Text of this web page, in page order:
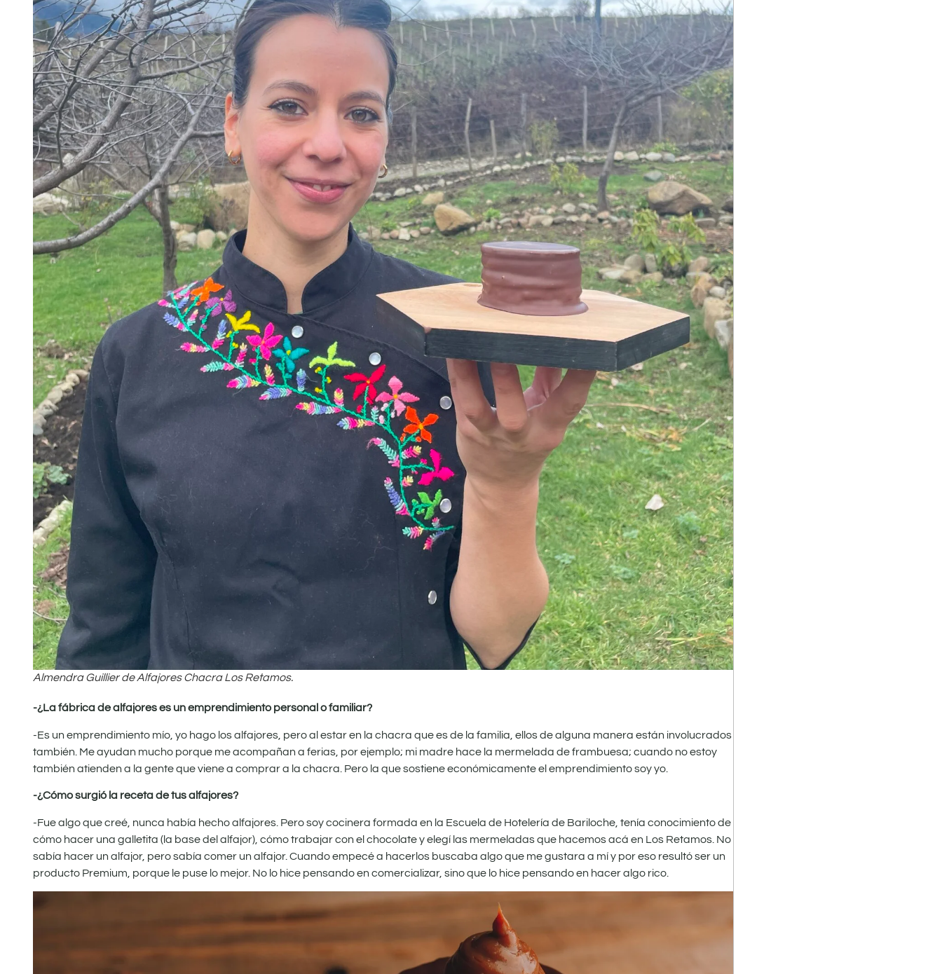
Almendra Guillier de Alfajores Chacra Los Retamos.
-¿La fábrica de alfajores es un emprendimiento personal o familiar?
-Es un emprendimiento mío, yo hago los alfajores, pero al estar en la chacra que es de la familia, ellos de alguna manera están involucrados
también. Me ayudan mucho porque me acompañan a ferias, por ejemplo; mi madre hace la mermelada de frambuesa; cuando no estoy
también atienden a la gente que viene a comprar a la chacra. Pero la que sostiene económicamente el emprendimiento soy yo.
-¿Cómo surgió la receta de tus alfajores?
-Fue algo que creé, nunca había hecho alfajores. Pero soy cocinera formada en la Escuela de Hotelería de Bariloche, tenía conocimiento de
cómo hacer una galletita (la base del alfajor), cómo trabajar con el chocolate y elegí las mermeladas que hacemos acá en Los Retamos. No
sabía hacer un alfajor, pero sabía comer un alfajor. Cuando empecé a hacerlos buscaba algo que me gustara a mí y por eso resultó ser un
producto Premium, porque le puse lo mejor. No lo hice pensando en comercializar, sino que lo hice pensando en hacer algo rico.